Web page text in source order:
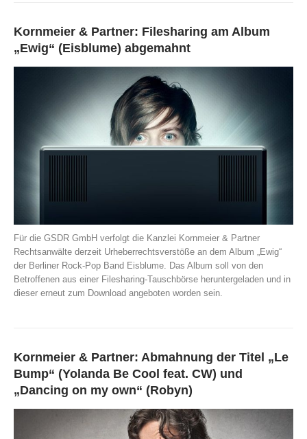
Kornmeier & Partner: Filesharing am Album
„Ewig“ (Eisblume) abgemahnt
Für die GSDR GmbH verfolgt die Kanzlei Kornmeier & Partner
Rechtsanwälte derzeit Urheberrechtsverstöße an dem Album „Ewig“
der Berliner Rock-Pop Band Eisblume. Das Album soll von den
Betroffenen aus einer Filesharing-Tauschbörse heruntergeladen und in
dieser erneut zum Download angeboten worden sein.
Kornmeier & Partner: Abmahnung der Titel „Le
Bump“ (Yolanda Be Cool feat. CW) und
„Dancing on my own“ (Robyn)